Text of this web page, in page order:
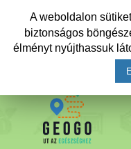
A weboldalon
biztonságos
élményt nyújthassuk